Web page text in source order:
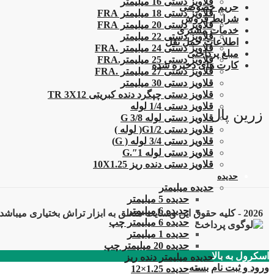
قلاویز دستی 18 میلیمتر FRA
قلاویز دستی 20 میلیمتر FRA
قلاویز دستی 22 میلیمتر
قلاویز دستی 24 میلیمتر .FRA
قلاویز دستی 25 میلیمتر.FRA
قلاویز دستی 27 میلیمتر .FRA
قلاویز دستی 30 میلیمتر
قلاویز دستی چپگرد دنده کبریتی TR 3X12
قلاویز دستی 1/4 لوله
قلاویز دستی لوله G 3/8
قلاویز دستی G1/2( لوله )
قلاویز دستی 3/4 لوله ( G)
قلاویز دستی لوله 1″.G
قلاویز دستی دنده ریز 10X1.25
حدیده
حدیده میلیمتر
حدیده 5 میلیمتر
حدیده 6 میلیمتر
حدیده 6 میلیمتر چپ
حدیده 1 میلیمتر
حدیده 20 میلیمتر چپ
حدیده میلیمتر دنده ریز
حدیده 1.25×12
حریم خصوصی
شرایط فروش
خدمات مشتری
اطلاعات حمل نقل
مبلغ پرداختی
کارت های ذخیره شده
زرین پال
2026 - کلیه حقوق این وبسایت متعلق به ابزار تراش بختیاری میباشد
اسکرول به بالا
ورود و ثبت نام بسته